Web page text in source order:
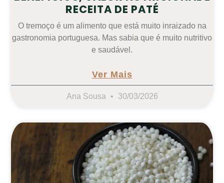
RECEITA DE PATÉ
O tremoço é um alimento que está muito inraizado na
gastronomia portuguesa. Mas sabia que é muito nutritivo
e saudável.
Ver Mais
Ana Sousa 30/03/2026